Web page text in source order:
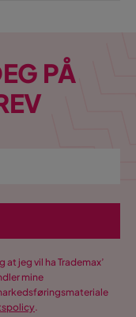
PÅ
jeg vil ha Trademax’
mine
.